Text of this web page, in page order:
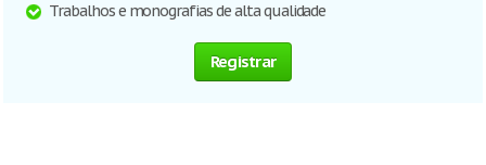
Trabalhos e monografias de alta qualidade
Registrar